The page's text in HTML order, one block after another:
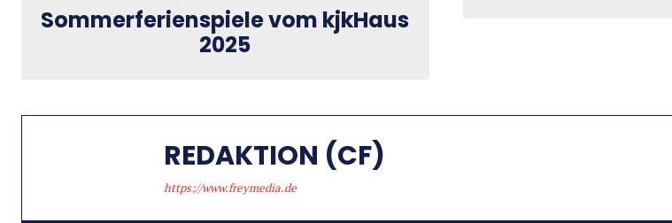
Sommerferienspiele vom kjkHaus
2025
REDAKTION (CF)
https://www.freymedia.de